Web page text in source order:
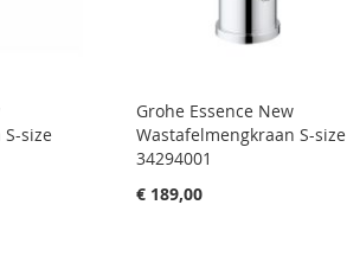
size
Grohe Essence New
Wastafelmengkraan S-size
34294001
€ 189,00